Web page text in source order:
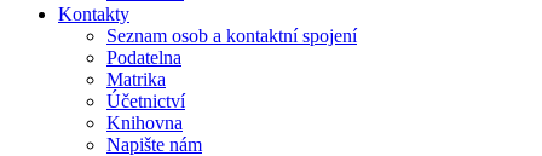
Kontakty
Seznam osob a kontaktní spojení
Podatelna
Matrika
Účetnictví
Knihovna
Napište nám